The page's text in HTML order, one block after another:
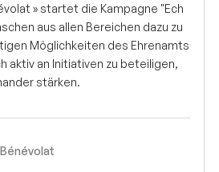
» startet die Kampagne "Ech
aus allen Bereichen dazu zu
Möglichkeiten des Ehrenamts
aktiv an Initiativen zu beteiligen,
stärken.